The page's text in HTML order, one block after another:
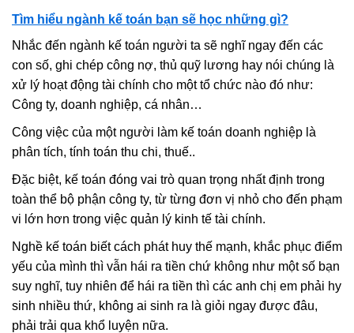
Tìm hiểu ngành kế toán bạn sẽ học những gì?
Nhắc đến ngành kế toán người ta sẽ nghĩ ngay đến các
con số, ghi chép công nợ, thủ quỹ lương hay nói chúng là
xử lý hoạt động tài chính cho một tổ chức nào đó như:
Công ty, doanh nghiệp, cá nhân…
Công việc của một người làm kế toán doanh nghiệp là
phân tích, tính toán thu chi, thuế..
Đặc biệt, kế toán đóng vai trò quan trọng nhất định trong
toàn thể bộ phận công ty, từ từng đơn vị nhỏ cho đến phạm
vi lớn hơn trong việc quản lý kinh tế tài chính.
Nghề kế toán biết cách phát huy thế mạnh, khắc phục điểm
yếu của mình thì vẫn hái ra tiền chứ không như một số bạn
suy nghĩ, tuy nhiên để hái ra tiền thì các anh chị em phải hy
sinh nhiều thứ, không ai sinh ra là giỏi ngay được đâu,
phải trải qua khổ luyện nữa.